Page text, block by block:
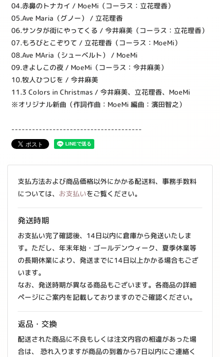
04.赤鼻のトナカイ / MoeMi（コーラス：立花理香）
05.Ave Maria（グノー） / 立花理香
06.サンタが街にやってくる / 今井麻美（コーラス：立花理香）
07.もろびとこぞりて / 立花理香（コーラス：MoeMi）
08.Ave MAria（シューベルト） / MoeMi
09.きよしこの夜 / MoeMi（コーラス：今井麻美）
10.牧人ひつじを / 今井麻美
11.3 Colors in Christmas / 今井麻美、立花理香、MoeMi
※オリジナル新曲（作詞作曲：MoeMi 編曲：濱田智之）
--------------------------------------
支払方法および商品価格以外にかかる配送料、事務手数料
については、 お支払いをご覧ください。
発送時期
お支払い完了確認後、14日以内に倉庫から発送いたしま
す。ただし、年末年始・ゴールデンウィーク、夏季休業等
の長期休業により、発送までに14日以上かかる場合もござ
います。
なお、発送時期が異なる商品もございます。各商品の詳細
ページにご案内を記載しておりますのでご確認ください。
返品・交換
配送された商品に不良もしくは注文内容の相違があった場
合は、 恐れ入りますが商品の到着から7日以内にご連絡く